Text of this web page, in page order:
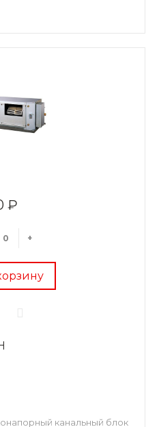
₽
+
канальный блок